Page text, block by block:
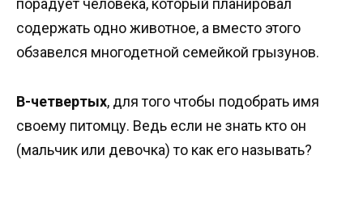
порадует человека, который планировал
содержать одно животное, а вместо этого
обзавелся многодетной семейкой грызунов.
В-четвертых, для того чтобы подобрать имя
своему питомцу. Ведь если не знать кто он
(мальчик или девочка) то как его называть?